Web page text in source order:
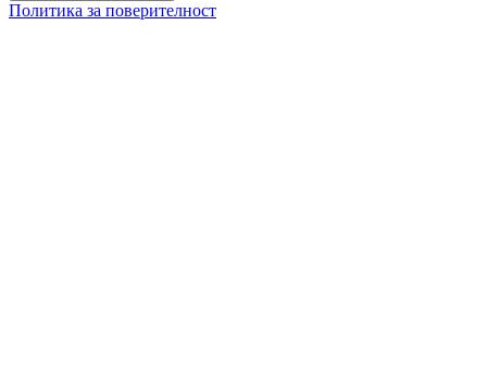
Политика за поверителност